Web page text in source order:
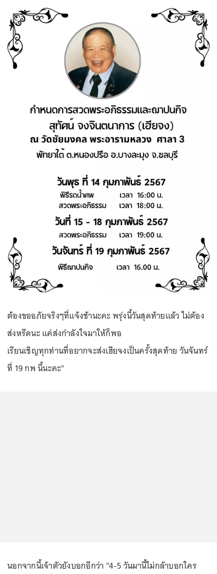
ต้องขออภัยจริงๆที่แจ้งช้านะคะ พรุ่งนี้วันสุดท้ายแล้ว ไม่ต้อง
ส่งหรีดนะ แค่ส่งกำลังใจมาให้ก็พอ
เรียนเชิญทุกท่านที่อยากจะส่งเฮียจงเป็นครั้งสุดท้าย วันจันทร์
ที่ 19 กพ นี้นะคะ"
นอกจากนี้เจ้าตัวยังบอกอีกว่า "4-5 วันมานี้ไม่กล้าบอกใคร